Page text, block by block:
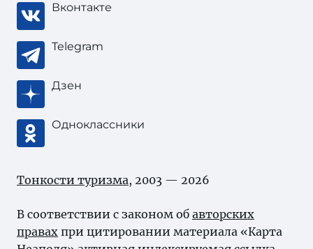
Вконтакте
Telegram
Дзен
Одноклассники
Тонкости туризма, 2003 — 2026
В соответствии с законом об авторских
правах при цитировании материала «Карта